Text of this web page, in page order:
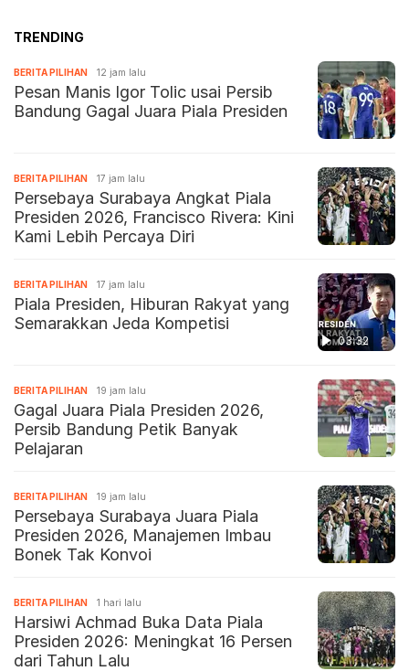
TRENDING
BERITA PILIHAN 12 jam lalu
Pesan Manis Igor Tolic usai Persib
Bandung Gagal Juara Piala Presiden
BERITA PILIHAN 17 jam lalu
Persebaya Surabaya Angkat Piala
Presiden 2026, Francisco Rivera: Kini
Kami Lebih Percaya Diri
03:32
BERITA PILIHAN 17 jam lalu
Piala Presiden, Hiburan Rakyat yang
Semarakkan Jeda Kompetisi
BERITA PILIHAN 19 jam lalu
Gagal Juara Piala Presiden 2026,
Persib Bandung Petik Banyak
Pelajaran
BERITA PILIHAN 19 jam lalu
Persebaya Surabaya Juara Piala
Presiden 2026, Manajemen Imbau
Bonek Tak Konvoi
BERITA PILIHAN 1 hari lalu
Harsiwi Achmad Buka Data Piala
Presiden 2026: Meningkat 16 Persen
dari Tahun Lalu